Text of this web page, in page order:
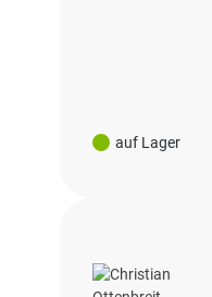
auf Lager